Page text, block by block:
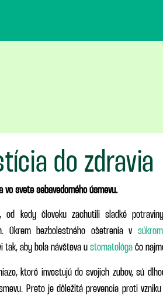
do zdravia
svete sebavedomého úsmevu.
kedy človeku zachutili sladké
Okrem bezbolestného ošetrenia v
tak, aby bola návšteva u stomatológa čo
ktoré investujú do svojich zubov, sú
Preto je dôležitá prevencia proti